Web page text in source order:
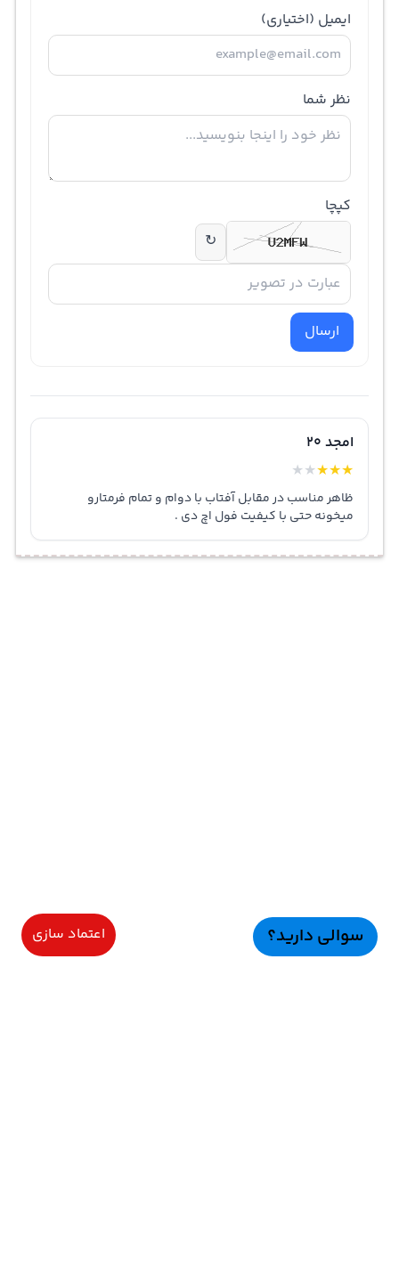
ایمیل (اختیاری)
نظر شما
کپچا
↻
ارسال
امجد 20
★
★
★
★
★
ظاهر مناسب در مقابل آفتاب با دوام و تمام فرمتارو
میخونه حتی با کیفیت فول اچ دی .
سوالی دارید؟ اعتماد سازی